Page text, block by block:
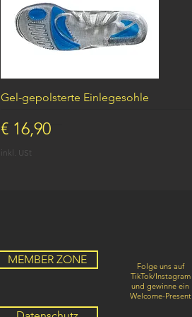
Schnellansicht
Gel-gepolsterte Einlegesohle
Preis
€ 16,90
inkl. USt
MEMBER ZONE
Folge uns auf
TikTok/Instagram
und gewinne ein
Welcome-Present